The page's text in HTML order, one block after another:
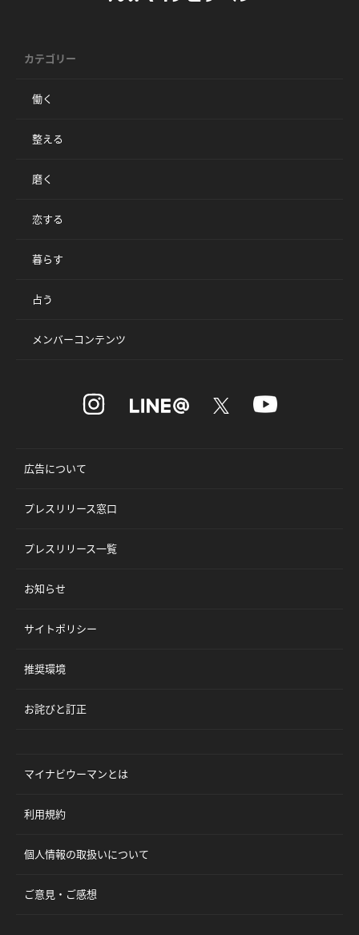
カテゴリー
働く
整える
磨く
恋する
暮らす
占う
メンバーコンテンツ
広告について
プレスリリース窓口
プレスリリース一覧
お知らせ
サイトポリシー
推奨環境
お詫びと訂正
マイナビウーマンとは
利用規約
個人情報の取扱いについて
ご意見・ご感想